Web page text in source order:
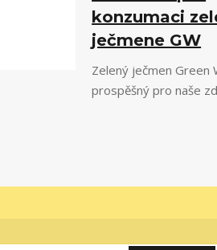
konzumaci
ječmene GW
Zelený ječmen Green
prospěšný pro naše